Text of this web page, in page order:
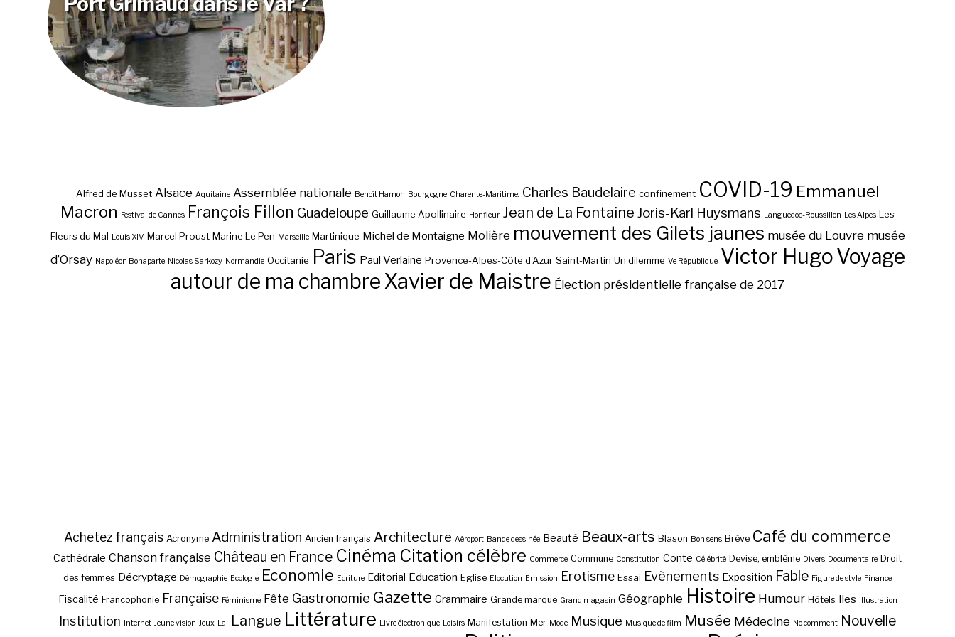
Alfred de Musset Alsace Aquitaine Assemblée nationale Benoît Hamon Bourgogne Charente-Maritime. Charles Baudelaire confinement COVID-19 Emmanuel
Macron Festival de Cannes François Fillon Guadeloupe Guillaume Apollinaire Honfleur Jean de La Fontaine Joris-Karl Huysmans Languedoc-Roussillon Les Alpes Les
Fleurs du Mal Louis XIV Marcel Proust Marine Le Pen Marseille Martinique Michel de Montaigne Molière mouvement des Gilets jaunes musée du Louvre musée
d’Orsay Napoléon Bonaparte Nicolas Sarkozy Normandie Occitanie Paris Paul Verlaine Provence-Alpes-Côte d'Azur Saint-Martin Un dilemme Ve République Victor HugoVoyage
autour de ma chambreXavier de Maistre Élection présidentielle française de 2017
Achetez français Acronyme Administration Ancien français Architecture Aéroport Bande dessinée Beauté Beaux-arts Blason Bon sens Brève Café du commerce
Cathédrale Chanson française Château en France Cinéma Citation célèbre Commerce Commune Constitution Conte Célébrité Devise, emblème Divers Documentaire Droit
des femmes Décryptage Démographie Ecologie Economie Ecriture Editorial Education Eglise Elocution Emission Erotisme Essai Evènements Exposition Fable Figure de style Finance
Fiscalité Francophonie Française Féminisme Fête Gastronomie Gazette Grammaire Grande marque Grand magasin Géographie Histoire Humour Hôtels Iles Illustration
Institution Internet Jeune vision Jeux Lai Langue Littérature Livre électronique Loisirs Manifestation Mer Mode Musique Musique de film Musée Médecine No comment Nouvelle